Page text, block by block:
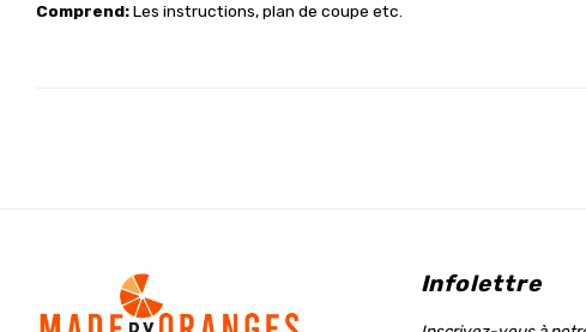
Comprend:Les instructions, plan de coupe etc.
Infolettre